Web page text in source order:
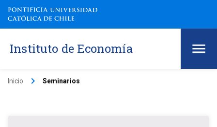
Instituto de Economía
Inicio keyboard_arrow_right Seminarios